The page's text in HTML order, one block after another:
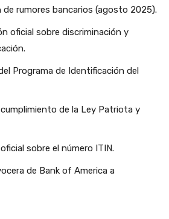
de rumores bancarios (agosto 2025).
oficial sobre discriminación y
Programa de Identificación del
de la Ley Patriota y
sobre el número ITIN.
de Bank of America a